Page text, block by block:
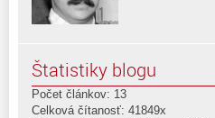
Štatistiky blogu
Počet článkov: 13
Celková čítanosť: 41849x